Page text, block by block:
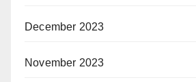
December 2023
November 2023